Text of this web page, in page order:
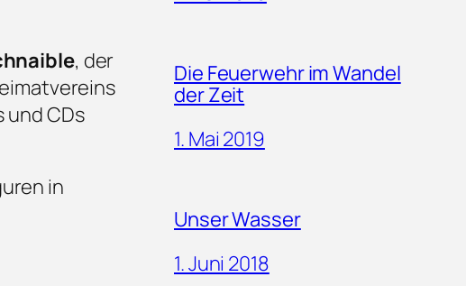
, der
und CDs
in
Die Feuerwehr im Wandel
der Zeit
1. Mai 2019
Unser Wasser
1. Juni 2018